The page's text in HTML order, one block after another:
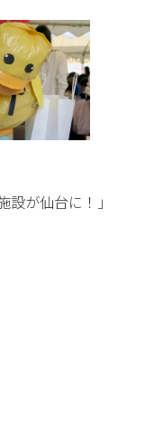
が仙台に！」